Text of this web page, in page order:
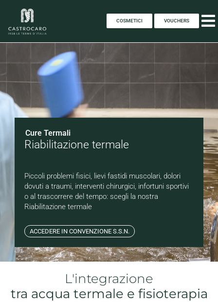
COSMETICI VOUCHERS
Cure Termali
Riabilitazione termale
Piccoli problemi fisici, lievi fastidi muscolari, dolori
dovuti a traumi, interventi chirurgici, infortuni sportivi
o al trascorrere del tempo: scegli la nostra
Riabilitazione termale
ACCEDERE IN CONVENZIONE S.S.N.
L'integrazione
tra acqua termale e fisioterapia